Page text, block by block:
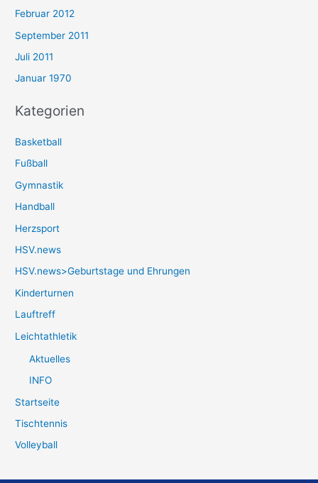
Februar 2012
September 2011
Juli 2011
Januar 1970
Kategorien
Basketball
Fußball
Gymnastik
Handball
Herzsport
HSV.news
HSV.news>Geburtstage und Ehrungen
Kinderturnen
Lauftreff
Leichtathletik
Aktuelles
INFO
Startseite
Tischtennis
Volleyball